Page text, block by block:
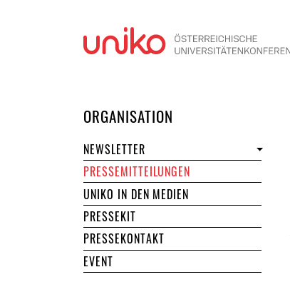
ORGANISATION
NEWSLETTER
PRESSEMITTEILUNGEN
UNIKO IN DEN MEDIEN
PRESSEKIT
PRESSEKONTAKT
EVENT